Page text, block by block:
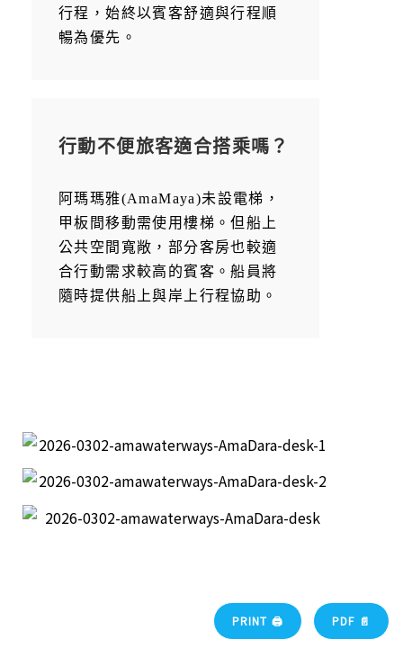
行程，始終以賓客舒適與行程順
暢為優先。
行動不便旅客適合搭乘嗎？
阿瑪瑪雅(AmaMaya)未設電梯，
甲板間移動需使用樓梯。但船上
公共空間寬敞，部分客房也較適
合行動需求較高的賓客。船員將
隨時提供船上與岸上行程協助。
PRINT 🖨 PDF 📄